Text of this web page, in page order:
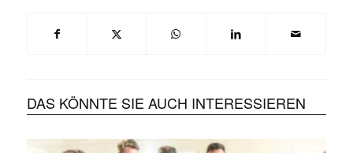
DAS KÖNNTE SIE AUCH INTERESSIEREN